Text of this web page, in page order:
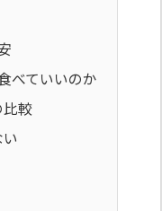
べていいのか
較